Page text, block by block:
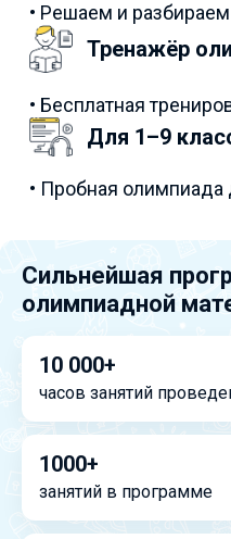
• Решаем и
Тренажёр
• Бесплатная
Для 1–9
• Пробная
Сильнейшая
олимпиадной
10 000+
часов занятий
1000+
занятий в программе